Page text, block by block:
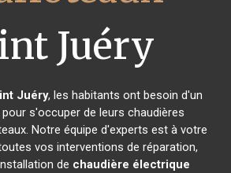
Juéry
Juéry, les habitants ont besoin d'un
s'occuper de leurs chaudières
Notre équipe d'experts est à votre
vos interventions de réparation,
de chaudière électrique